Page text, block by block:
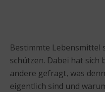
Bestimmte Lebensmittel
schützen. Dabei hat sich
andere gefragt, was
eigentlich sind und